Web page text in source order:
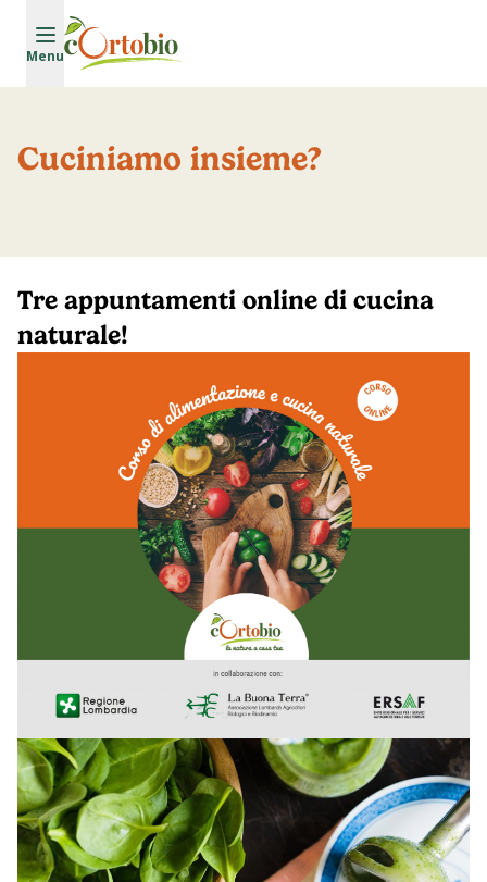
Vai al contenuto principale
Menu
Cuciniamo insieme?
Tre appuntamenti online di cucina
naturale!